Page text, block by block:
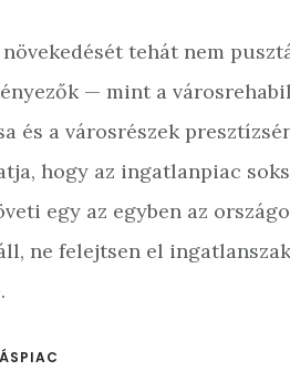
növekedését tehát nem
— mint a
és a városrészek
hogy az ingatlanpiac
egy az egyben az
ne felejtsen el